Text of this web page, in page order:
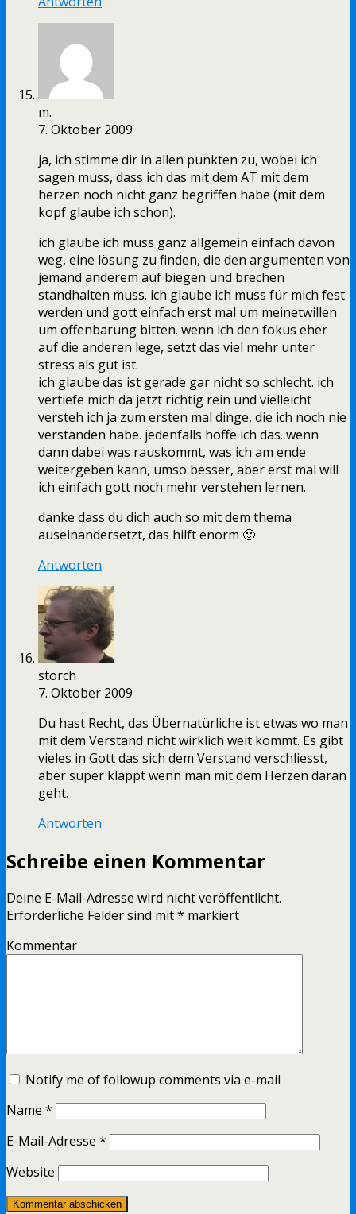
m.
7. Oktober 2009
ja, ich stimme dir in allen punkten zu, wobei ich
sagen muss, dass ich das mit dem AT mit dem
herzen noch nicht ganz begriffen habe (mit dem
kopf glaube ich schon).
ich glaube ich muss ganz allgemein einfach davon
weg, eine lösung zu finden, die den argumenten von
jemand anderem auf biegen und brechen
standhalten muss. ich glaube ich muss für mich fest
werden und gott einfach erst mal um meinetwillen
um offenbarung bitten. wenn ich den fokus eher
auf die anderen lege, setzt das viel mehr unter
stress als gut ist.
ich glaube das ist gerade gar nicht so schlecht. ich
vertiefe mich da jetzt richtig rein und vielleicht
versteh ich ja zum ersten mal dinge, die ich noch nie
verstanden habe. jedenfalls hoffe ich das. wenn
dann dabei was rauskommt, was ich am ende
weitergeben kann, umso besser, aber erst mal will
ich einfach gott noch mehr verstehen lernen.
danke dass du dich auch so mit dem thema
auseinandersetzt, das hilft enorm 🙂
Antworten
storch
7. Oktober 2009
Du hast Recht, das Übernatürliche ist etwas wo man
mit dem Verstand nicht wirklich weit kommt. Es gibt
vieles in Gott das sich dem Verstand verschliesst,
aber super klappt wenn man mit dem Herzen daran
geht.
Antworten
Schreibe einen Kommentar
Deine E-Mail-Adresse wird nicht veröffentlicht.
Erforderliche Felder sind mit* markiert
Kommentar
Notify me of followup comments via e-mail
Name *
E-Mail-Adresse *
Website